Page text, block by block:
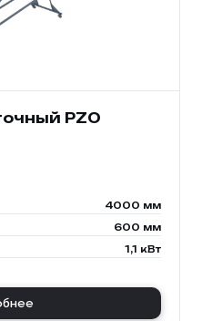
PZO
4000 мм
600 мм
1,1 кВт